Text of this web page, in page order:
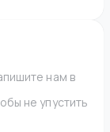
нам в
не упустить